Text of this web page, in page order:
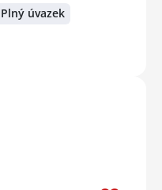
Plný úvazek